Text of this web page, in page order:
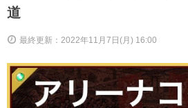
道
最終更新：2022年11月7日(月) 16:00